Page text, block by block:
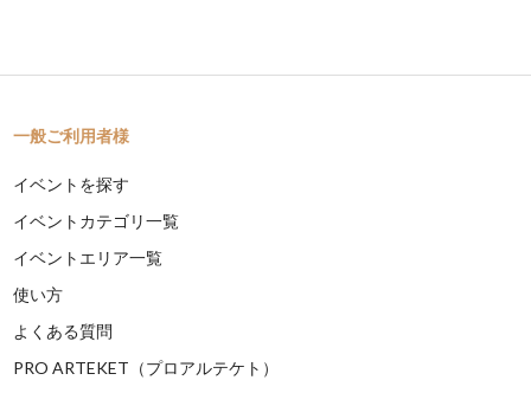
一般ご利用者様
イベントを探す
イベントカテゴリ一覧
イベントエリア一覧
使い方
よくある質問
PRO ARTEKET（プロアルテケト）